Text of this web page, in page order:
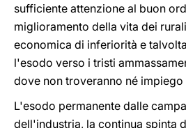
sufficiente attenzione al buon
miglioramento della vita dei
economica di inferiorità e
l'esodo verso i tristi
dove non troveranno né
L'esodo permanente dalle
dell'industria, la continua spinta